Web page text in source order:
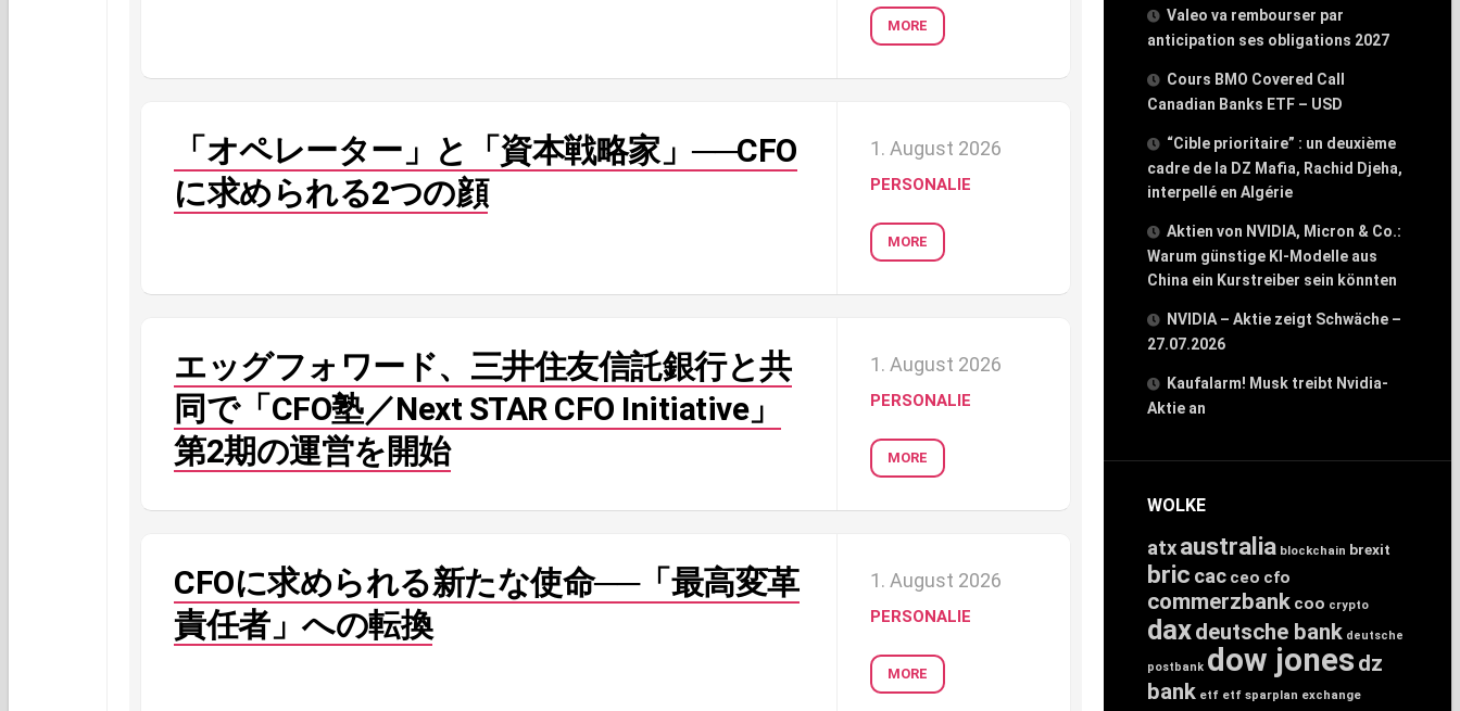
Valeo va rembourser par
anticipation ses obligations 2027
Cours BMO Covered Call
Canadian Banks ETF – USD
“Cible prioritaire” : un deuxième
cadre de la DZ Mafia, Rachid Djeha,
interpellé en Algérie
Aktien von NVIDIA, Micron & Co.:
Warum günstige KI-Modelle aus
China ein Kurstreiber sein könnten
NVIDIA – Aktie zeigt Schwäche –
27.07.2026
Kaufalarm! Musk treibt Nvidia-
Aktie an
WOLKE
atxaustralia blockchain brexit
bric cac ceo cfo
commerzbank coo crypto
daxdeutsche bank deutsche
postbank dow jones dz
bank etf etf sparplan exchange
MORE
「オペレーター」と「資本戦略家」──CFO
に求められる2つの顔
1. August 2026
PERSONALIE
MORE
エッグフォワード、三井住友信託銀行と共
同で「CFO塾／Next STAR CFO Initiative」
第2期の運営を開始
1. August 2026
PERSONALIE
MORE
CFOに求められる新たな使命──「最高変革
責任者」への転換
1. August 2026
PERSONALIE
MORE